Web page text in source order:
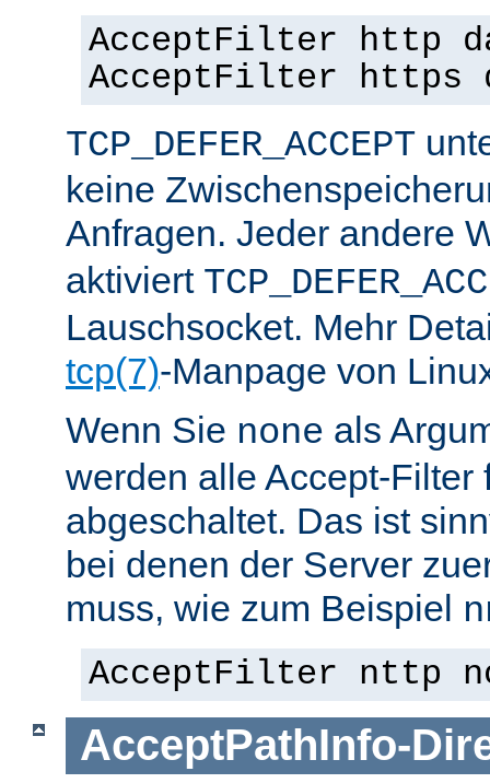
AcceptFilter http
AcceptFilter https
TCP_DEFER_ACCEPT
keine
Anfragen. Jeder andere
aktiviert
Lauschsocket. Mehr
tcp(7)-Manpage von
Wenn Sie none als
werden alle Accept-Filter
abgeschaltet. Das ist
bei denen der Server
muss, wie zum Beispiel
AcceptFilter nttp
AcceptPathInfo-